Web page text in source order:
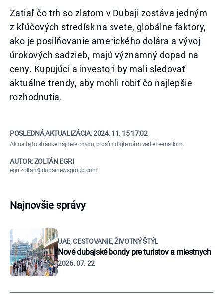
Zatiaľ čo trh so zlatom v Dubaji zostáva jedným
z kľúčových stredísk na svete, globálne faktory,
ako je posilňovanie amerického dolára a vývoj
úrokových sadzieb, majú významný dopad na
ceny. Kupujúci a investori by mali sledovať
aktuálne trendy, aby mohli robiť čo najlepšie
rozhodnutia.
POSLEDNÁ AKTUALIZÁCIA:2024. 11. 15 17:02
Ak na tejto stránke nájdete chybu, prosímdajte nám vedieť e-mailom.
AUTOR: ZOLTÁN EGRI
egri.zoltan@dubainewsgroup.com
Najnovšie správy
UAE, CESTOVANIE, ŽIVOTNÝ ŠTÝL
Nové dubajské bondy pre turistov a miestnych
2026. 07. 22